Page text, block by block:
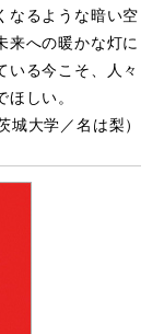
なるような暗い空
来への暖かな灯に
いる今こそ、人々
しい。
城大学／名は梨）